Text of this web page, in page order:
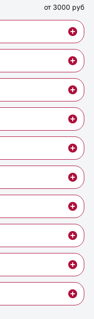
от 3000 руб